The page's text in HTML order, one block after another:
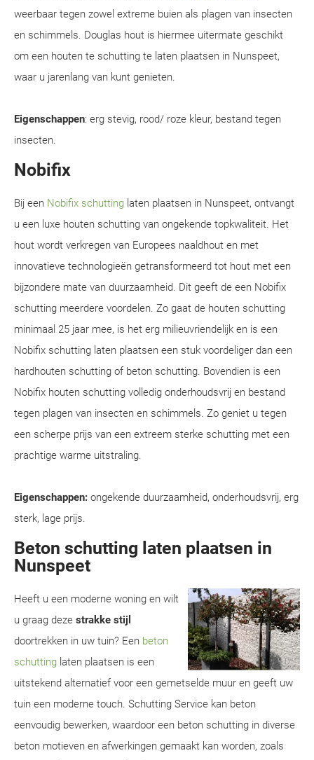
weerbaar tegen zowel extreme buien als plagen van insecten
en schimmels. Douglas hout is hiermee uitermate geschikt
om een houten te schutting te laten plaatsen in Nunspeet,
waar u jarenlang van kunt genieten.
Eigenschappen: erg stevig, rood/ roze kleur, bestand tegen
insecten.
Nobifix
Bij een Nobifix schutting laten plaatsen in Nunspeet, ontvangt
u een luxe houten schutting van ongekende topkwaliteit. Het
hout wordt verkregen van Europees naaldhout en met
innovatieve technologieën getransformeerd tot hout met een
bijzondere mate van duurzaamheid. Dit geeft de een Nobifix
schutting meerdere voordelen. Zo gaat de houten schutting
minimaal 25 jaar mee, is het erg milieuvriendelijk en is een
Nobifix schutting laten plaatsen een stuk voordeliger dan een
hardhouten schutting of beton schutting. Bovendien is een
Nobifix houten schutting volledig onderhoudsvrij en bestand
tegen plagen van insecten en schimmels. Zo geniet u tegen
een scherpe prijs van een extreem sterke schutting met een
prachtige warme uitstraling.
Eigenschappen: ongekende duurzaamheid, onderhoudsvrij, erg
sterk, lage prijs.
Beton schutting laten plaatsen in
Nunspeet
Heeft u een moderne woning en wilt
u graag deze strakke stijl
doortrekken in uw tuin? Een beton
schutting laten plaatsen is een
uitstekend alternatief voor een gemetselde muur en geeft uw
tuin een moderne touch. Schutting Service kan beton
eenvoudig bewerken, waardoor een beton schutting in diverse
beton motieven en afwerkingen gemaakt kan worden, zoals